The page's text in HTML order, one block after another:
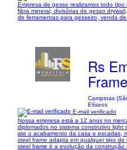
Empresa de gesso realizamos todo tipo
fibra mineral, divisórias de gesso
de ferramentas para gesseiro, venda
Rs
Frame
Campinas
Elíseos
E-mail verificado
Nossa empresa está a 12 anos no
diplomados no sistema construtivo
ate o acabamento da casa e escadas,
steel frame adapta em qualquer tipo
steel frame é a evolução da construção